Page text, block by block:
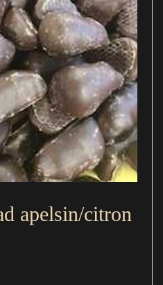
apelsin/citron